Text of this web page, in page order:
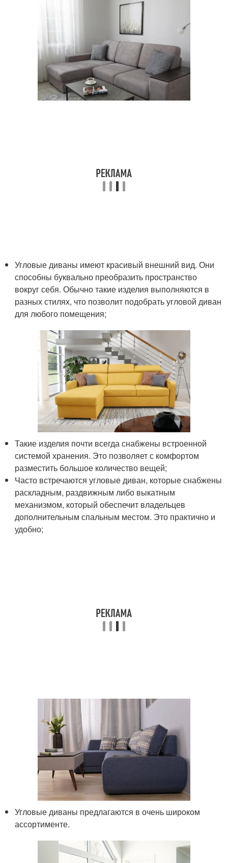
Угловые диваны имеют красивый внешний вид. Они
способны буквально преобразить пространство
вокруг себя. Обычно такие изделия выполняются в
разных стилях, что позволит подобрать угловой диван
для любого помещения;
Такие изделия почти всегда снабжены встроенной
системой хранения. Это позволяет с комфортом
разместить большое количество вещей;
Часто встречаются угловые диван, которые снабжены
раскладным, раздвижным либо выкатным
механизмом, который обеспечит владельцев
дополнительным спальным местом. Это практично и
удобно;
Угловые диваны предлагаются в очень широком
ассортименте.